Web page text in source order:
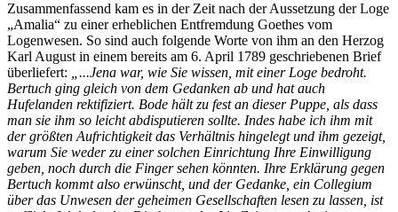
Zusammenfassend kam es in der Zeit nach der Aussetzung der Loge
„Amalia“ zu einer erheblichen Entfremdung Goethes vom
Logenwesen. So sind auch folgende Worte von ihm an den Herzog
Karl August in einem bereits am 6. April 1789 geschriebenen Brief
überliefert:
„...Jena war, wie Sie wissen, mit einer Loge bedroht.
Bertuch ging gleich von dem Gedanken ab und hat auch
Hufelanden rektifiziert. Bode hält zu fest an dieser Puppe, als dass
man sie ihm so leicht abdisputieren sollte. Indes habe ich ihm mit
der größten Aufrichtigkeit das Verhältnis hingelegt und ihm gezeigt,
warum Sie weder zu einer solchen Einrichtung Ihre Einwilligung
geben, noch durch die Finger sehen könnten. Ihre Erklärung gegen
Bertuch kommt also erwünscht, und der Gedanke, ein Collegium
über das Unwesen der geheimen Gesellschaften lesen zu lassen, ist